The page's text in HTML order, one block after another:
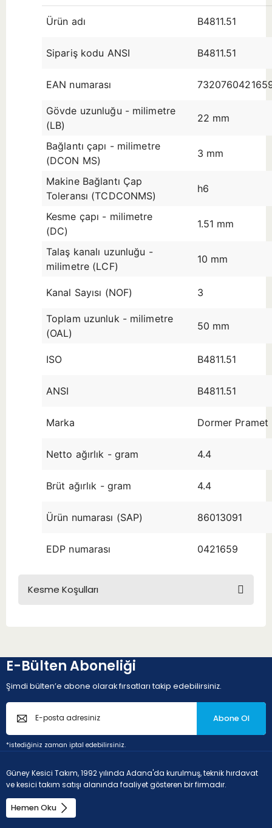
Ürün adı B4811.51
Sipariş kodu ANSI B4811.51
EAN numarası
Gövde uzunluğu - milimetre
(LB)
22 mm
Bağlantı çapı - milimetre
(DCON MS)
3 mm
Makine Bağlantı Çap
Toleransı (TCDCONMS)
h6
Kesme çapı - milimetre
(DC)
1.51 mm
Talaş kanalı uzunluğu -
milimetre (LCF)
10 mm
Kanal Sayısı (NOF) 3
Toplam uzunluk - milimetre
(OAL)
50 mm
ISO B4811.51
ANSI B4811.51
Marka Dormer Pramet
Netto ağırlık - gram 4.4
Brüt ağırlık - gram 4.4
Ürün numarası (SAP) 86013091
EDP numarası 0421659
Kesme Koşulları
E-Bülten Aboneliği
Şimdi bülten’e abone olarak fırsatları takip edebilirsiniz.
Abone Ol
*istediğiniz zaman iptal edebilirsiniz.
Güney Kesici Takım, 1992 yılında Adana'da kurulmuş, teknik hırdavat
ve kesici takım satışı alanında faaliyet gösteren bir firmadır.
Hemen Oku